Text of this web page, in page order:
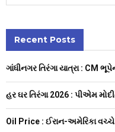
h
:
Recent Posts
ગાંધીનગર તિરંગા યાત્રા : CM
હર ઘર તિરંગા 2026 : પીએમ
Oil Price : ઈરાન-અમેરિકા